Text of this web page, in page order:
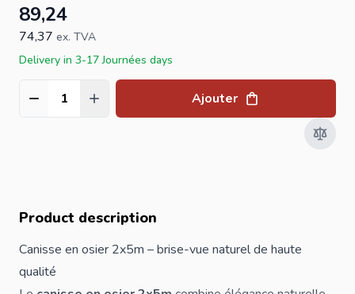
89,24
74,37 ex. TVA
Delivery in 3-17 Journées days
Quantité Ajouter
Product description
Canisse en osier 2x5m – brise-vue naturel de haute
qualité